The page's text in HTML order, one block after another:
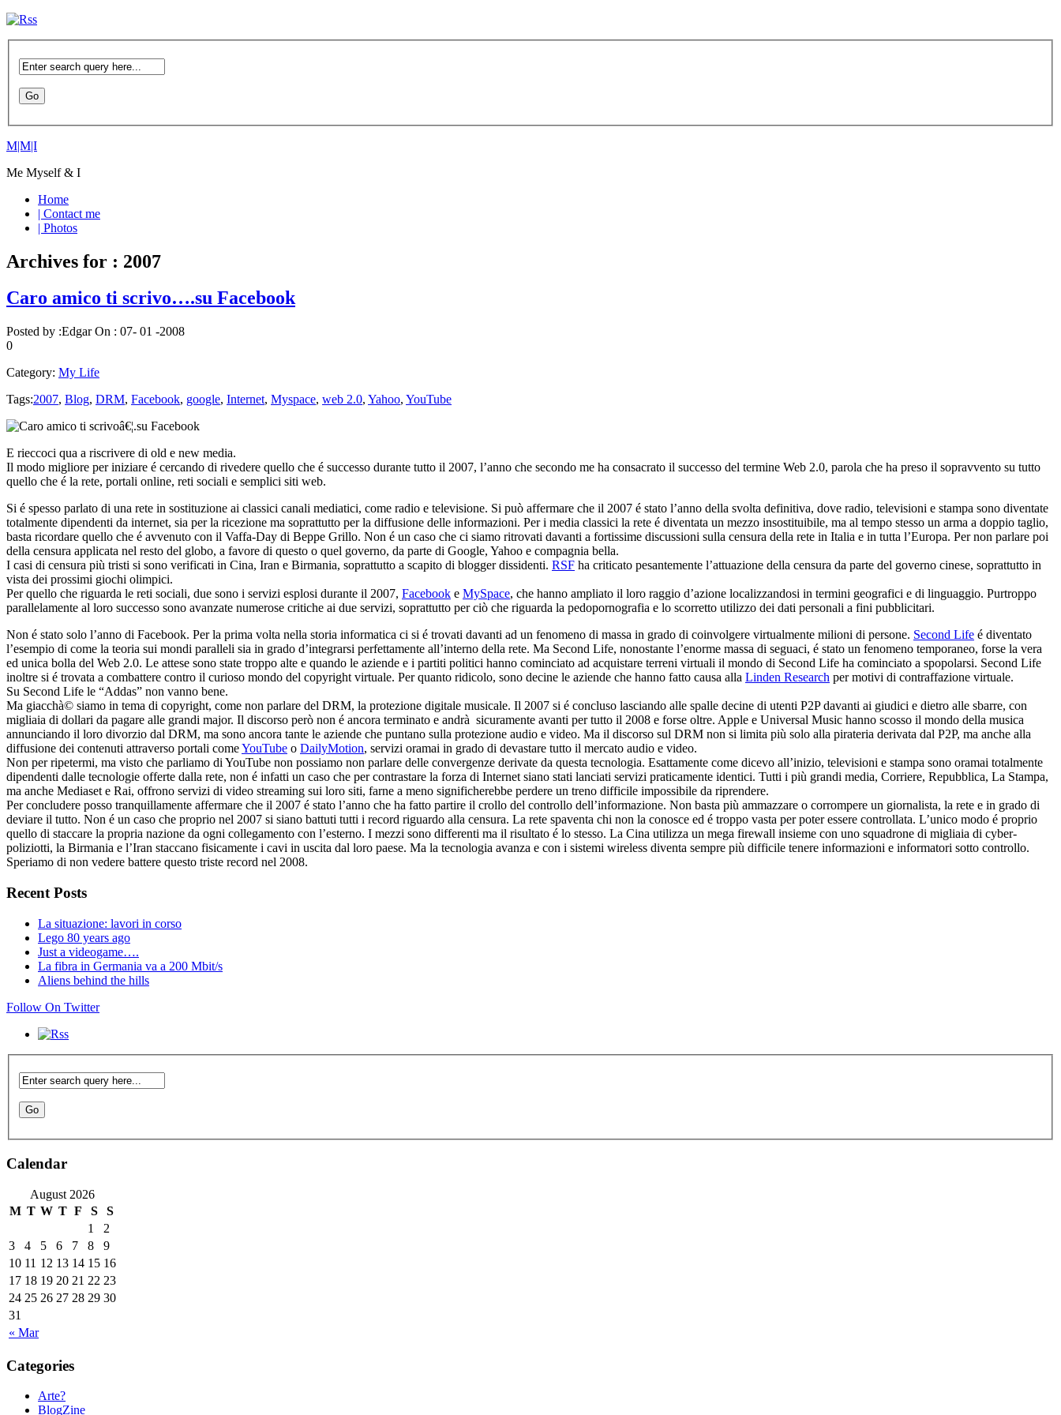
M|M|I
Me Myself & I
Home
| Contact me
| Photos
Archives for : 2007
Caro amico ti scrivo….su Facebook
Posted by :EdgarOn : 07- 01 -2008
0
Category: My Life
Tags:2007, Blog, DRM, Facebook, google, Internet, Myspace, web 2.0, Yahoo, YouTube
E rieccoci qua a riscrivere di old e new media.
Il modo migliore per iniziare é cercando di rivedere quello che é successo durante tutto il 2007, l’anno che secondo me ha consacrato il successo del termine Web 2.0, parola che ha preso il sopravvento su tutto
quello che é la rete, portali online, reti sociali e semplici siti web.
Si é spesso parlato di una rete in sostituzione ai classici canali mediatici, come radio e televisione. Si può affermare che il 2007 é stato l’anno della svolta definitiva, dove radio, televisioni e stampa sono diventate
totalmente dipendenti da internet, sia per la ricezione ma soprattutto per la diffusione delle informazioni. Per i media classici la rete é diventata un mezzo insostituibile, ma al tempo stesso un arma a doppio taglio,
basta ricordare quello che é avvenuto con il Vaffa-Day di Beppe Grillo. Non é un caso che ci siamo ritrovati davanti a fortissime discussioni sulla censura della rete in Italia e in tutta l’Europa. Per non parlare poi
della censura applicata nel resto del globo, a favore di questo o quel governo, da parte di Google, Yahoo e compagnia bella.
I casi di censura più tristi si sono verificati in Cina, Iran e Birmania, soprattutto a scapito di blogger dissidenti. RSF ha criticato pesantemente l’attuazione della censura da parte del governo cinese, soprattutto in
vista dei prossimi giochi olimpici.
Per quello che riguarda le reti sociali, due sono i servizi esplosi durante il 2007, Facebook e MySpace, che hanno ampliato il loro raggio d’azione localizzandosi in termini geografici e di linguaggio. Purtroppo
parallelamente al loro successo sono avanzate numerose critiche ai due servizi, soprattutto per ciò che riguarda la pedopornografia e lo scorretto utilizzo dei dati personali a fini pubblicitari.
Non é stato solo l’anno di Facebook. Per la prima volta nella storia informatica ci si é trovati davanti ad un fenomeno di massa in grado di coinvolgere virtualmente milioni di persone. Second Life é diventato
l’esempio di come la teoria sui mondi paralleli sia in grado d’integrarsi perfettamente all’interno della rete. Ma Second Life, nonostante l’enorme massa di seguaci, é stato un fenomeno temporaneo, forse la vera
ed unica bolla del Web 2.0. Le attese sono state troppo alte e quando le aziende e i partiti politici hanno cominciato ad acquistare terreni virtuali il mondo di Second Life ha cominciato a spopolarsi. Second Life
inoltre si é trovata a combattere contro il curioso mondo del copyright virtuale. Per quanto ridicolo, sono decine le aziende che hanno fatto causa alla Linden Research per motivi di contraffazione virtuale.
Su Second Life le “Addas” non vanno bene.
Ma giacchà© siamo in tema di copyright, come non parlare del DRM, la protezione digitale musicale. Il 2007 si é concluso lasciando alle spalle decine di utenti P2P davanti ai giudici e dietro alle sbarre, con
migliaia di dollari da pagare alle grandi major. Il discorso però non é ancora terminato e andrà sicuramente avanti per tutto il 2008 e forse oltre. Apple e Universal Music hanno scosso il mondo della musica
annunciando il loro divorzio dal DRM, ma sono ancora tante le aziende che puntano sulla protezione audio e video. Ma il discorso sul DRM non si limita più solo alla pirateria derivata dal P2P, ma anche alla
diffusione dei contenuti attraverso portali comeYouTube o DailyMotion, servizi oramai in grado di devastare tutto il mercato audio e video.
Non per ripetermi, ma visto che parliamo di YouTube non possiamo non parlare delle convergenze derivate da questa tecnologia. Esattamente come dicevo all’inizio, televisioni e stampa sono oramai totalmente
dipendenti dalle tecnologie offerte dalla rete, non é infatti un caso che per contrastare la forza di Internet siano stati lanciati servizi praticamente identici. Tutti i più grandi media, Corriere, Repubblica, La Stampa,
ma anche Mediaset e Rai, offrono servizi di video streaming sui loro siti, farne a meno significherebbe perdere un treno difficile impossibile da riprendere.
Per concludere posso tranquillamente affermare che il 2007 é stato l’anno che ha fatto partire il crollo del controllo dell’informazione. Non basta più ammazzare o corrompere un giornalista, la rete e in grado di
deviare il tutto. Non é un caso che proprio nel 2007 si siano battuti tutti i record riguardo alla censura. La rete spaventa chi non la conosce ed é troppo vasta per poter essere controllata. L’unico modo é proprio
quello di staccare la propria nazione da ogni collegamento con l’esterno. I mezzi sono differenti ma il risultato é lo stesso. La Cina utilizza un mega firewall insieme con uno squadrone di migliaia di cyber-
poliziotti, la Birmania e l’Iran staccano fisicamente i cavi in uscita dal loro paese. Ma la tecnologia avanza e con i sistemi wireless diventa sempre più difficile tenere informazioni e informatori sotto controllo.
Speriamo di non vedere battere questo triste record nel 2008.
Recent Posts
La situazione: lavori in corso
Lego 80 years ago
Just a videogame….
La fibra in Germania va a 200 Mbit/s
Aliens behind the hills
Follow On Twitter
Calendar
August 2026
M T W T F S S
« Mar
1
2
3
4 5 6 7 8
9
10 11 12 13 14 15 16
17 18 19 20 21 22 23
24 25 26 27 28 29 30
31
Categories
Arte?
BlogZine